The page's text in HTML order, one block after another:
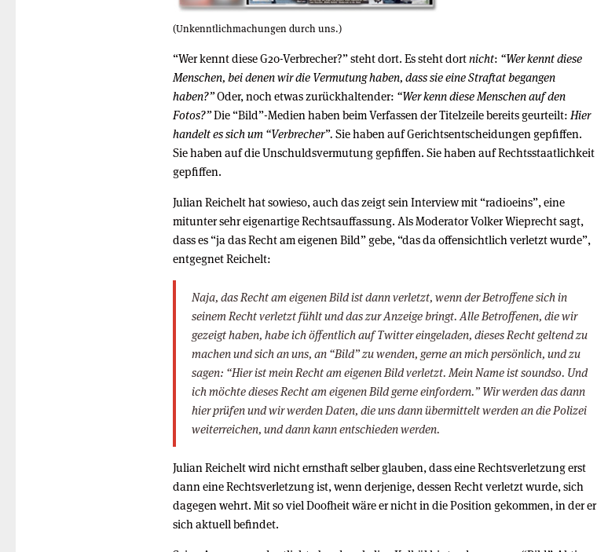
(Unkenntlichmachungen durch uns.)
“Wer kennt diese G20-Verbrecher?” steht dort. Es steht dortnicht: “Wer kennt diese
Menschen, bei denen wir die Vermutung haben, dass sie eine Straftat begangen
haben?”Oder, noch etwas zurückhaltender: “Wer kenn diese Menschen auf den
Fotos?”Die “Bild”-Medien haben beim Verfassen der Titelzeile bereits geurteilt: Hier
handelt es sich um “Verbrecher”. Sie haben auf Gerichtsentscheidungen gepfiffen.
Sie haben auf die Unschuldsvermutung gepfiffen. Sie haben auf Rechtsstaatlichkeit
gepfiffen.
Julian Reichelt hat sowieso, auch das zeigt sein Interview mit “radioeins”, eine
mitunter sehr eigenartige Rechtsauffassung. Als Moderator Volker Wieprecht sagt,
dass es “ja das Recht am eigenen Bild” gebe, “das da offensichtlich verletzt wurde”,
entgegnet Reichelt:
Naja, das Recht am eigenen Bild ist dann verletzt, wenn der Betroffene sich in
seinem Recht verletzt fühlt und das zur Anzeige bringt. Alle Betroffenen, die wir
gezeigt haben, habe ich öffentlich auf Twitter eingeladen, dieses Recht geltend zu
machen und sich an uns, an “Bild” zu wenden, gerne an mich persönlich, und zu
sagen: “Hier ist mein Recht am eigenen Bild verletzt. Mein Name ist soundso. Und
ich möchte dieses Recht am eigenen Bild gerne einfordern.” Wir werden das dann
hier prüfen und wir werden Daten, die uns dann übermittelt werden an die Polizei
weiterreichen, und dann kann entschieden werden.
Julian Reichelt wird nicht ernsthaft selber glauben, dass eine Rechtsverletzung erst
dann eine Rechtsverletzung ist, wenn derjenige, dessen Recht verletzt wurde, sich
dagegen wehrt. Mit so viel Doofheit wäre er nicht in die Position gekommen, in der er
sich aktuell befindet.